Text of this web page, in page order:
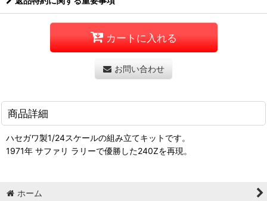
カートに入れる
お問い合わせ
商品詳細
ハセガワ製1/24スケールの組み立てキットです。
1971年 サファリ ラリーで優勝した240Zを再現。
ホーム